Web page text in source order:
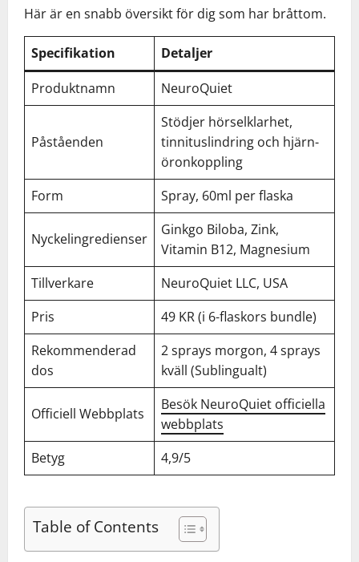
Här är en snabb översikt för dig som har bråttom.
Specifikation
Detaljer
Produktnamn
NeuroQuiet
Påståenden
Stödjer hörselklarhet,
tinnituslindring och hjärn-
öronkoppling
Form
Spray, 60ml per flaska
Nyckelingredienser
Ginkgo Biloba, Zink,
Vitamin B12, Magnesium
Tillverkare
NeuroQuiet LLC, USA
Pris
49 KR (i 6-flaskors bundle)
Rekommenderad
dos
2 sprays morgon, 4 sprays
kväll (Sublingualt)
Officiell Webbplats
Besök NeuroQuiet officiella
webbplats
Betyg
4,9/5
Table of Contents